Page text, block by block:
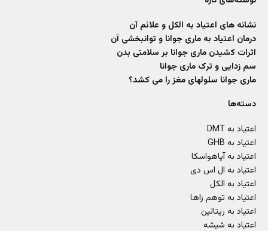
نشانه های اعتیاد به الکل و علائم آن
درمان اعتیاد به ماری جوانا و توانبخشی آن
اثرات کشیدن ماری جوانا بر سلامتی بدن
سم زدایی و ترک ماری جوانا
ماری جوانا سلولهای مغز را می کشد؟
دسته‌ها
اعتیاد به DMT
اعتیاد به GHB
اعتیاد به آیاهواسکا
اعتیاد به ال اس دی
اعتیاد به الکل
اعتیاد به توهم زاها
اعتیاد به ریتالین
اعتیاد به شیشه